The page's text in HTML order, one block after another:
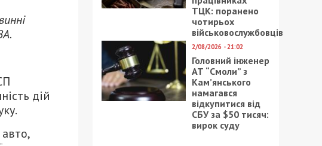
дій
ТЦК: поранено
чотирьох
військовослужбовців
2/08/2026 - 21:02
Головний інженер
АТ “Смоли” з
Кам’янського
намагався
відкупитися від
СБУ за $50 тисяч:
вирок суду